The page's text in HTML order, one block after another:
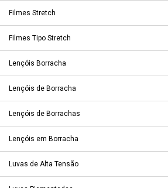
Filmes Stretch
Filmes Tipo Stretch
Lençóis Borracha
Lençóis de Borracha
Lençóis de Borrachas
Lençóis em Borracha
Luvas de Alta Tensão